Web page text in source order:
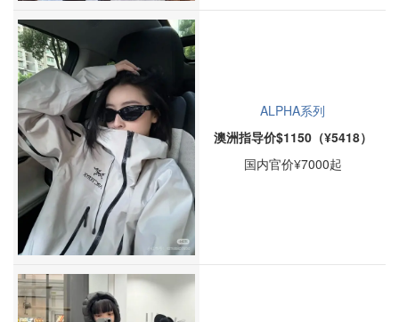
ALPHA系列
澳洲指导价$1150（¥5418）
国内官价¥7000起